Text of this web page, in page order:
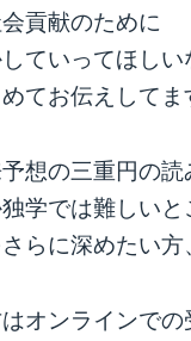
貢献のために
ていってほしい
てお伝えしてま
想の三重円の読
学では難しいと
らに深めたい方
オンラインでの